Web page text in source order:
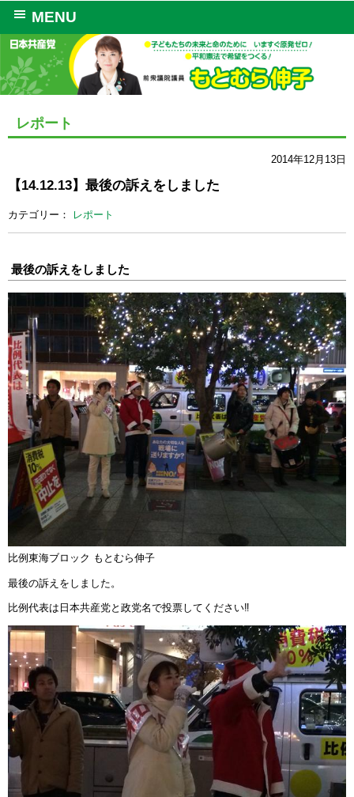
MENU
レポート
2014年12月13日
【14.12.13】最後の訴えをしました
カテゴリー： レポート
最後の訴えをしました
比例東海ブロック もとむら伸子
最後の訴えをしました。
比例代表は日本共産党と政党名で投票してください‼︎